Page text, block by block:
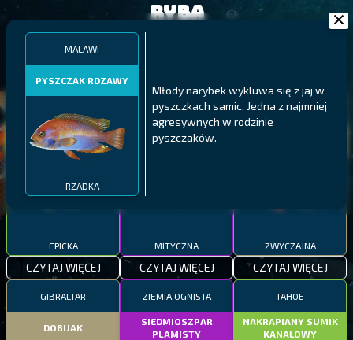
MALAWI
PYSZCZAK RDZAWY
RZADKA
Młody narybek wykluwa się z jaj w
pyszczkach samic. Jedna z najmniej
agresywnych w rodzinie
pyszczaków.
Ryba
PYSZCZAK ZACHODNI
EPICKA
CZYTAJ WIĘCEJ
PÓŁNOCNE FIORDY
LING
MITYCZNA
CZYTAJ WIĘCEJ
WYSPY GALAPAGOS
ZWYCZAJNA
CZYTAJ WIĘCEJ
GIBRALTAR
DOBIJAK
ZIEMIA OGNISTA
SIEDMIOSZPAR
PLAMISTY
TAHOE
NAKRAPIANY SUMIK
KANAŁOWY